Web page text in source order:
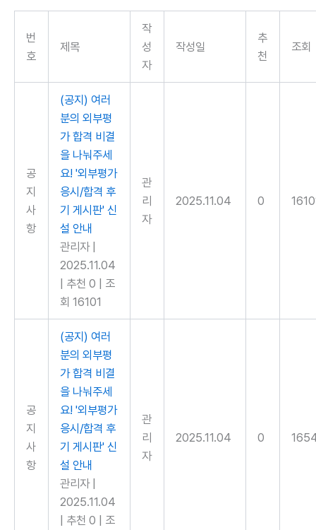
번
호
제목
작
성
자
작성일
추
천
조회
공
지
사
항
(공지) 여러
분의 외부평
가 합격 비결
을 나눠주세
요! '외부평가
응시/합격 후
기 게시판' 신
설 안내
관리자
2025.11.04
추천 0
조
회 16101
관
리
자
2025.11.04 0
공
지
사
항
(공지) 여러
분의 외부평
가 합격 비결
을 나눠주세
요! '외부평가
응시/합격 후
기 게시판' 신
설 안내
관리자
2025.11.04
추천 0
조
관
리
자
2025.11.04 0